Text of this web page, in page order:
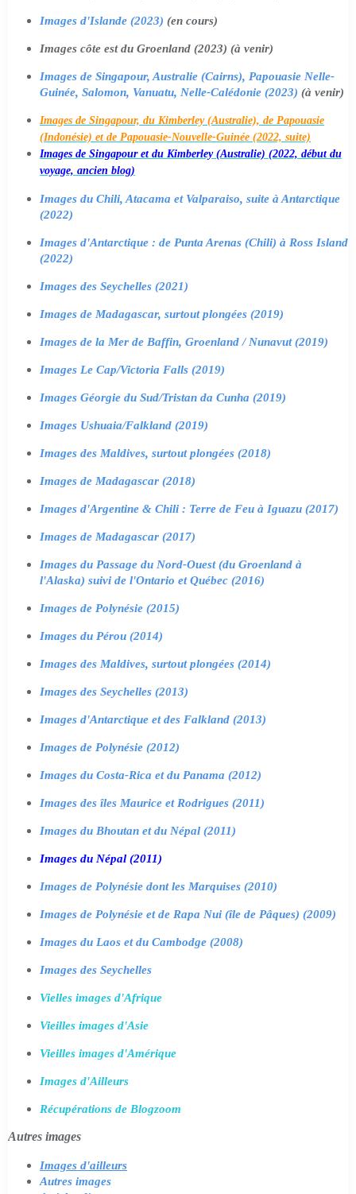
Images d'Islande (2023) (en cours)
Images côte est du Groenland (2023) (à venir)
Images de Singapour, Australie (Cairns), Papouasie Nelle-
Guinée, Salomon, Vanuatu, Nelle-Calédonie (2023) (à venir)
Images de Singapour, du Kimberley (Australie), de Papouasie
(Indonésie) et de Papouasie-Nouvelle-Guinée (2022, suite)
Images de Singapour et du Kimberley (Australie) (2022, début du
voyage, ancien blog)
Images du Chili, Atacama et Valparaiso, suite à Antarctique
(2022)
Images d'Antarctique : de Punta Arenas (Chili) à Ross Island
(2022)
Images des Seychelles (2021)
Images de Madagascar, surtout plongées (2019)
Images de la Mer de Baffin, Groenland / Nunavut (2019)
Images Le Cap/Victoria Falls (2019)
Images Géorgie du Sud/Tristan da Cunha (2019)
Images Ushuaia/Falkland (2019)
Images des Maldives, surtout plongées (2018)
Images de Madagascar (2018)
Images d'Argentine & Chili : Terre de Feu à Iguazu (2017)
Images de Madagascar (2017)
Images du Passage du Nord-Ouest (du Groenland à
l'Alaska) suivi de l'Ontario et Québec (2016)
Images de Polynésie (2015)
Images du Pérou (2014)
Images des Maldives, surtout plongées (2014)
Images des Seychelles (2013)
Images d'Antarctique et des Falkland (2013)
Images de Polynésie (2012)
Images du Costa-Rica et du Panama (2012)
Images des îles Maurice et Rodrigues (2011)
Images du Bhoutan et du Népal (2011)
Images du Népal (2011)
Images de Polynésie dont les Marquises (2010)
Images de Polynésie et de Rapa Nui (île de Pâques) (2009)
Images du Laos et du Cambodge (2008)
Images des Seychelles
Vielles images d'Afrique
Vieilles images d'Asie
Vieilles images d'Amérique
Images d'Ailleurs
Récupérations de Blogzoom
Autres images
Images d'ailleurs
Autres images